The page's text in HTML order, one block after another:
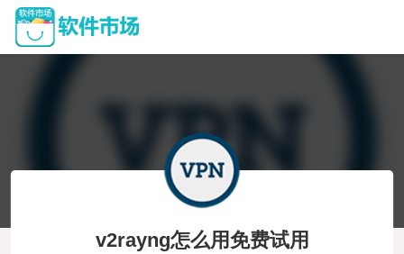
v2rayng怎么用免费试用